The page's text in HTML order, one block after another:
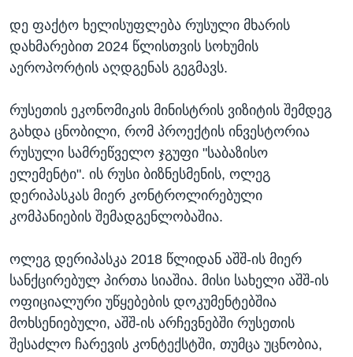
დე ფაქტო ხელისუფლება რუსული მხარის
დახმარებით 2024 წლისთვის სოხუმის
აეროპორტის აღდგენას გეგმავს.
რუსეთის ეკონომიკის მინისტრის ვიზიტის შემდეგ
გახდა ცნობილი, რომ პროექტის ინვესტორია
რუსული სამრეწველო ჯგუფი "საბაზისო
ელემენტი". ის რუსი ბიზნესმენის, ოლეგ
დერიპასკას მიერ კონტროლირებული
კომპანიების შემადგენლობაშია.
ოლეგ დერიპასკა 2018 წლიდან აშშ-ის მიერ
სანქცირებულ პირთა სიაშია. მისი სახელი აშშ-ის
ოფიციალური უწყებების დოკუმენტებშია
მოხსენიებული, აშშ-ის არჩევნებში რუსეთის
შესაძლო ჩარევის კონტექსტში, თუმცა უცნობია,